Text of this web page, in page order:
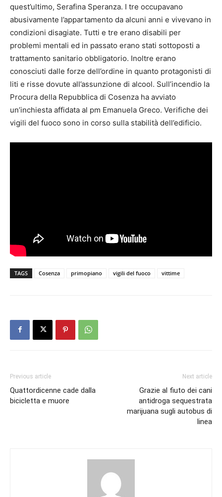
quest’ultimo, Serafina Speranza. I tre occupavano
abusivamente l’appartamento da alcuni anni e vivevano in
condizioni disagiate. Tutti e tre erano disabili per
problemi mentali ed in passato erano stati sottoposti a
trattamento sanitario obbligatorio. Inoltre erano
conosciuti dalle forze dell’ordine in quanto protagonisti di
liti e risse dovute all’assunzione di alcool. Sull’incendio la
Procura della Repubblica di Cosenza ha avviato
un’inchiesta affidata al pm Emanuela Greco. Verifiche dei
vigili del fuoco sono in corso sulla stabilità dell’edificio.
TAGS Cosenza primopiano vigili del fuoco vittime
Previous article
Quattordicenne cade dalla
bicicletta e muore
Next article
Grazie al fiuto dei cani
antidroga sequestrata
marijuana sugli autobus di
linea